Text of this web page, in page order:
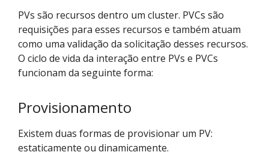
PVs são recursos dentro um cluster. PVCs são
requisições para esses recursos e também atuam
como uma validação da solicitação desses recursos.
O ciclo de vida da interação entre PVs e PVCs
funcionam da seguinte forma:
Provisionamento
Existem duas formas de provisionar um PV:
estaticamente ou dinamicamente.